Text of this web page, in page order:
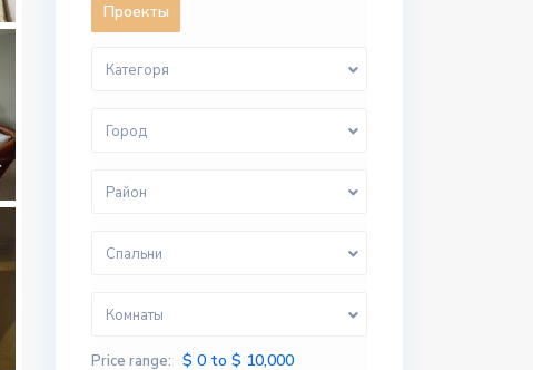
Проекты
Категоря
Город
Район
Спальни
Комнаты
Price range: $ 0 to $ 10,000